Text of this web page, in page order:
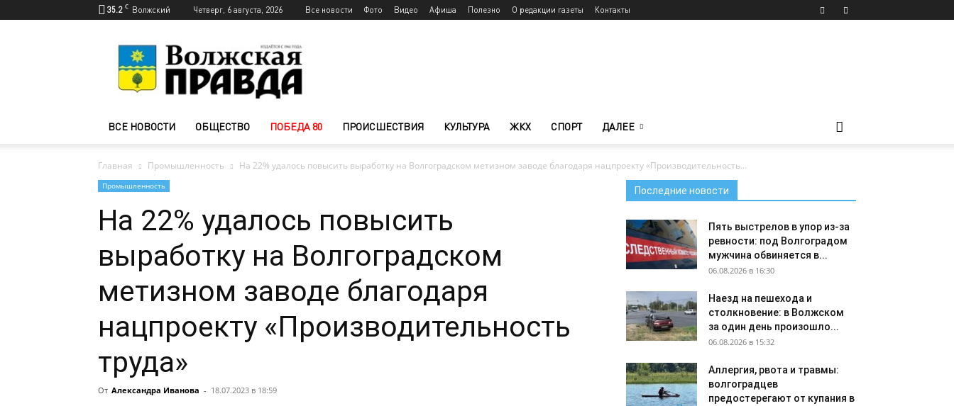
35.2 C Волжский Четверг, 6 августа, 2026 Все новости Фото Видео Афиша Полезно О редакции газеты Контакты
Волжского
—
Волжская
ВСЕ НОВОСТИ ОБЩЕСТВО ПОБЕДА 80 ПРОИСШЕСТВИЯ КУЛЬТУРА ЖКХ СПОРТ ДАЛЕЕ
Главная Промышленность На 22% удалось повысить выработку на Волгоградском метизном заводе благодаря нацпроекту «Производительность...
Промышленность
На 22% удалось повысить
выработку на Волгоградском
метизном заводе благодаря
нацпроекту «Производительность
труда»
От Александра Иванова - 18.07.2023 в 18:59
Последние новости
Пять выстрелов в упор из-за
ревности: под Волгоградом
мужчина обвиняется в...
06.08.2026 в 16:30
Наезд на пешехода и
столкновение: в Волжском
за один день произошло...
06.08.2026 в 15:32
Аллергия, рвота и травмы:
волгоградцев
предостерегают от купания в